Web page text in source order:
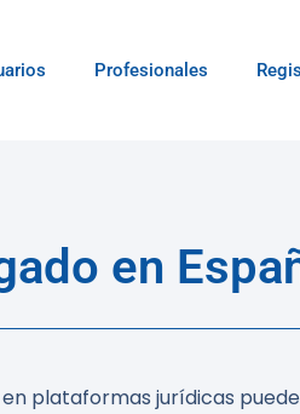
Profesionales
en
plataformas jurídicas